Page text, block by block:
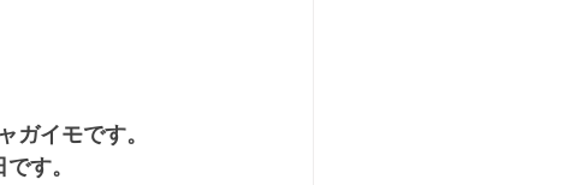
イモです。
す。